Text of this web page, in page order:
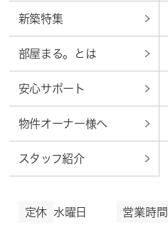
新築特集
部屋まる。とは
安心サポート
物件オーナー様へ
スタッフ紹介
定休 水曜日 営業時間